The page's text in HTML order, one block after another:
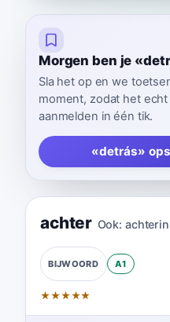
Morgen ben je
Sla het op en we
moment, zodat het echt
aanmelden in één tik.
«detrás»
achter Ook: achterin
BIJWOORD A1
★★★★★